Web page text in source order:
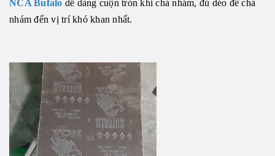
NCA Bufalo dễ dàng cuộn tròn khi chà nhám, đủ dẻo để chà
nhám đến vị trí khó khan nhất.